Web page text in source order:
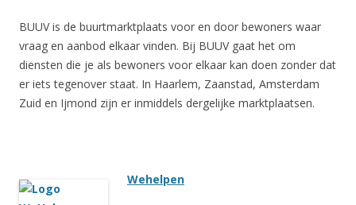
BUUV is de buurtmarktplaats voor en door bewoners waar
vraag en aanbod elkaar vinden. Bij BUUV gaat het om
diensten die je als bewoners voor elkaar kan doen zonder dat
er iets tegenover staat. In Haarlem, Zaanstad, Amsterdam
Zuid en Ijmond zijn er inmiddels dergelijke marktplaatsen.
Wehelpen